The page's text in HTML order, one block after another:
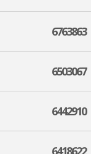
6763863
6503067
6442910
6418622